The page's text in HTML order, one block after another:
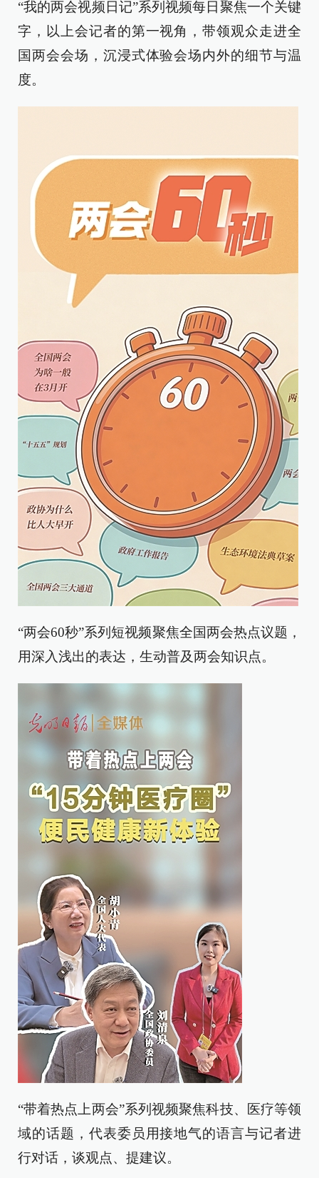
“我的两会视频日记”系列视频每日聚焦一个关键
字，以上会记者的第一视角，带领观众走进全
国两会会场，沉浸式体验会场内外的细节与温
度。
“两会60秒”系列短视频聚焦全国两会热点议题，
用深入浅出的表达，生动普及两会知识点。
“带着热点上两会”系列视频聚焦科技、医疗等领
域的话题，代表委员用接地气的语言与记者进
行对话，谈观点、提建议。